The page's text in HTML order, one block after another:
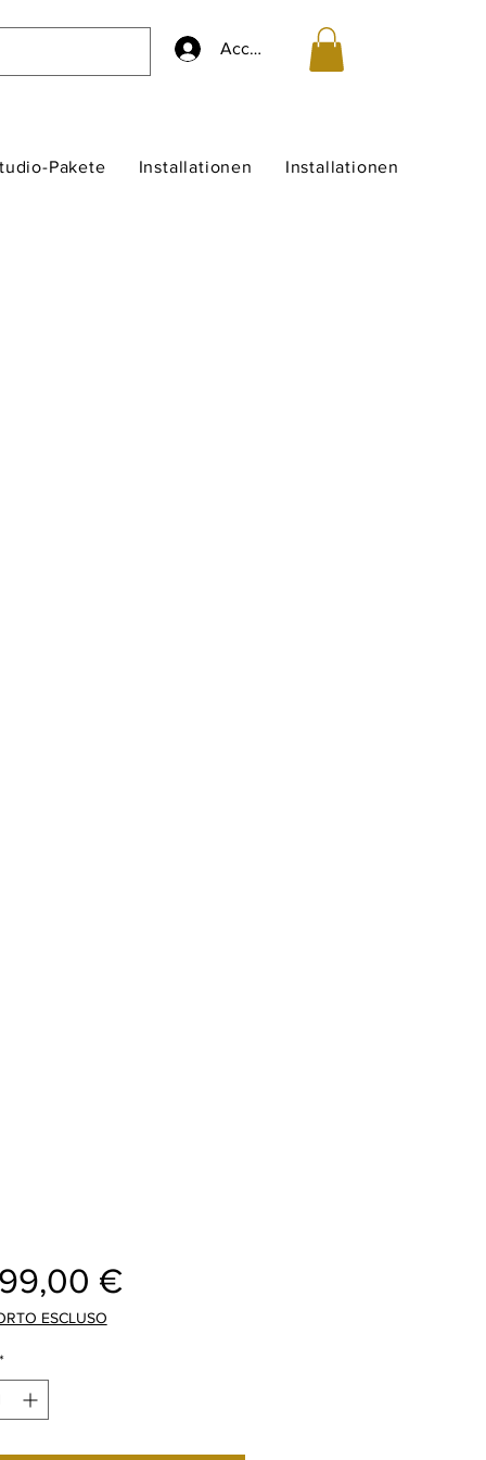
Accedi
Pakete Installationen Installationen
€Preis
ESCLUSO
*